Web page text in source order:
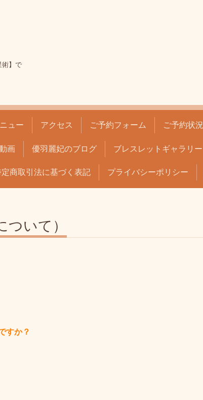
術】で
ュー アクセス ご予約フォーム ご予約状況
画 優羽麗妃のブログ ブレスレットギャラリー
定商取引法に基づく表記 プライバシーポリシー
いて）
すか？